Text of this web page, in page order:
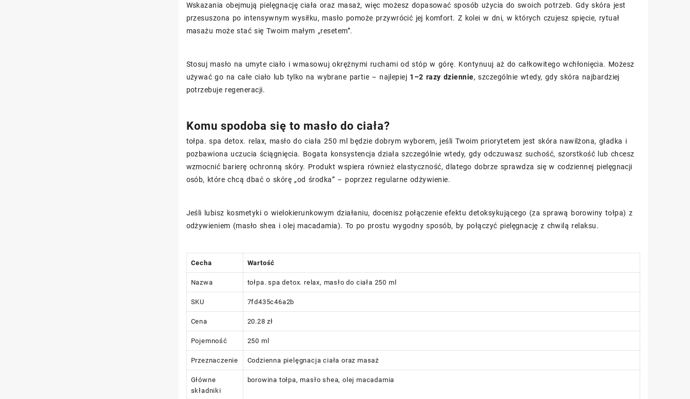
Wskazania obejmują pielęgnację ciała oraz masaż, więc możesz dopasować sposób użycia do swoich potrzeb. Gdy skóra jest
przesuszona po intensywnym wysiłku, masło pomoże przywrócić jej komfort. Z kolei w dni, w których czujesz spięcie, rytuał
masażu może stać się Twoim małym „resetem”.
Stosuj masło na umyte ciało i wmasowuj okrężnymi ruchami od stóp w górę. Kontynuuj aż do całkowitego wchłonięcia. Możesz
używać go na całe ciało lub tylko na wybrane partie – najlepiej 1–2 razy dziennie, szczególnie wtedy, gdy skóra najbardziej
potrzebuje regeneracji.
Komu spodoba się to masło do ciała?
tołpa. spa detox. relax, masło do ciała 250 ml będzie dobrym wyborem, jeśli Twoim priorytetem jest skóra nawilżona, gładka i
pozbawiona uczucia ściągnięcia. Bogata konsystencja działa szczególnie wtedy, gdy odczuwasz suchość, szorstkość lub chcesz
wzmocnić barierę ochronną skóry. Produkt wspiera również elastyczność, dlatego dobrze sprawdza się w codziennej pielęgnacji
osób, które chcą dbać o skórę „od środka” – poprzez regularne odżywienie.
Jeśli lubisz kosmetyki o wielokierunkowym działaniu, docenisz połączenie efektu detoksykującego (za sprawą borowiny tołpa) z
odżywieniem (masło shea i olej macadamia). To po prostu wygodny sposób, by połączyć pielęgnację z chwilą relaksu.
Cecha Wartość
Nazwa tołpa. spa detox. relax, masło do ciała 250 ml
SKU 7fd435c46a2b
Cena 20.28 zł
Pojemność 250 ml
Przeznaczenie Codzienna pielęgnacja ciała oraz masaż
Główne
składniki
borowina tołpa, masło shea, olej macadamia